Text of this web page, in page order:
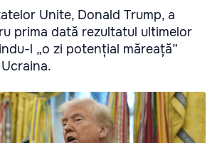
Unite, Donald Trump, a
prima dată rezultatul ultimelor
l „o zi potențial măreață”